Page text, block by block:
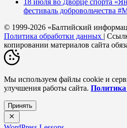
18 июля во Дворце спорта
фестиваль добровольчества
© 1999-2026 «Балтийский
Политика обработки данных |
копировании материалов сайта
Мы используем файлы cookie и
улучшения работы сайта. Политика
Принять